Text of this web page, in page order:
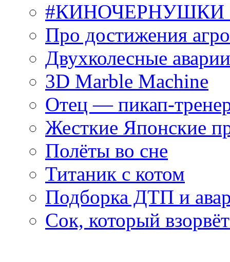
#КИНОЧЕРНУШКИ
Про достижения
Двухколесные
3D Marble Machine
Отец — пикап-
Жесткие Японские
Полёты во сне
Титаник с котом
Подборка ДТП и
Сок, который